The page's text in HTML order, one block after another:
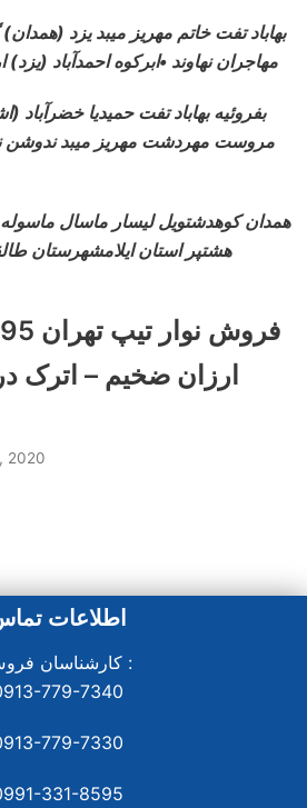
بهاباد تفت خاتم مهریز میبد یزد (همدان)
مهاجران نهاوند •ابرکوه احمدآباد
بفروئیه بهاباد تفت حمیدیا خضرآباد
مروست مهردشت مهریز میبد ندوشن
همدان کوهدشتویل لیسار ماسال ماسوله
هشتپر استان ایلامشهرستان
ارزان ضخیم – اترک
2020
اطلاعات
کارشناسان فروش :
779-7340
779-7330
331-8595